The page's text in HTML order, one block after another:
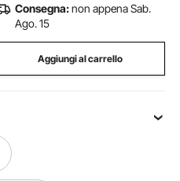
Consegna:non appena Sab.
Ago. 15
Aggiungi al carrello